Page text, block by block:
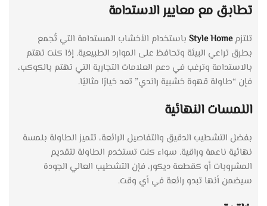
تطابق مع معايير الاستدامة
تلتزمStyle Home باستخدام الأخشاب المستدامة التي تُجمع
بطرق تراعي البيئة وتحافظ على الموارد الطبيعية. إذا كنت تهتم
بالاستدامة وترغب في دعم العلامات التجارية التي تهتم بالكوكب،
فإن “طاولة قهوة خشبية راندي” تعد خيارًا مثاليًا.
اللمسات النهائية
بفضل التشطيب الدقيق والتفاصيل الرائعة، تتميز الطاولة بلمسة
نهائية ناعمة وراقية. سواء كنت تستخدم الطاولة لتقديم
المشروبات أو كقطعة ديكور، فإن التشطيب العالي الجودة
سيضمن أنها تبدو رائعة في أي وقت.